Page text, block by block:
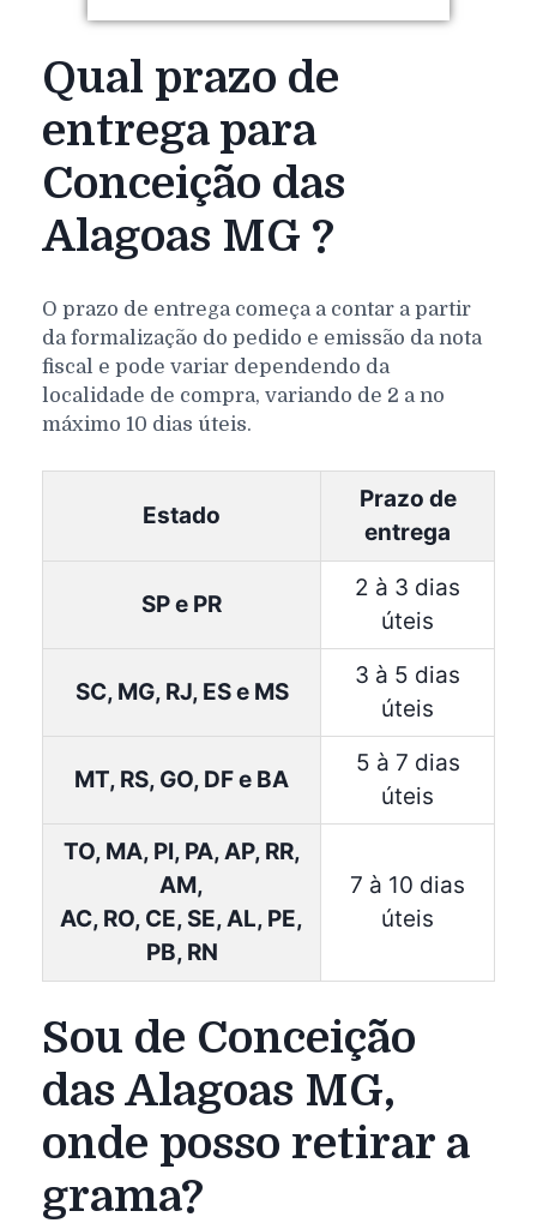
Qual prazo de
entrega para
Conceição das
Alagoas MG ?
O prazo de entrega começa a contar a partir
da formalização do pedido e emissão da nota
fiscal e pode variar dependendo da
localidade de compra, variando de 2 a no
máximo 10 dias úteis.
Estado
Prazo de
entrega
SP e PR
2 à 3 dias
úteis
SC, MG, RJ, ES e MS
3 à 5 dias
úteis
MT, RS, GO, DF e BA
5 à 7 dias
úteis
TO, MA, PI, PA, AP, RR,
AM,
AC, RO, CE, SE, AL, PE,
PB, RN
7 à 10 dias
úteis
Sou de Conceição
das Alagoas MG,
onde posso retirar a
grama?